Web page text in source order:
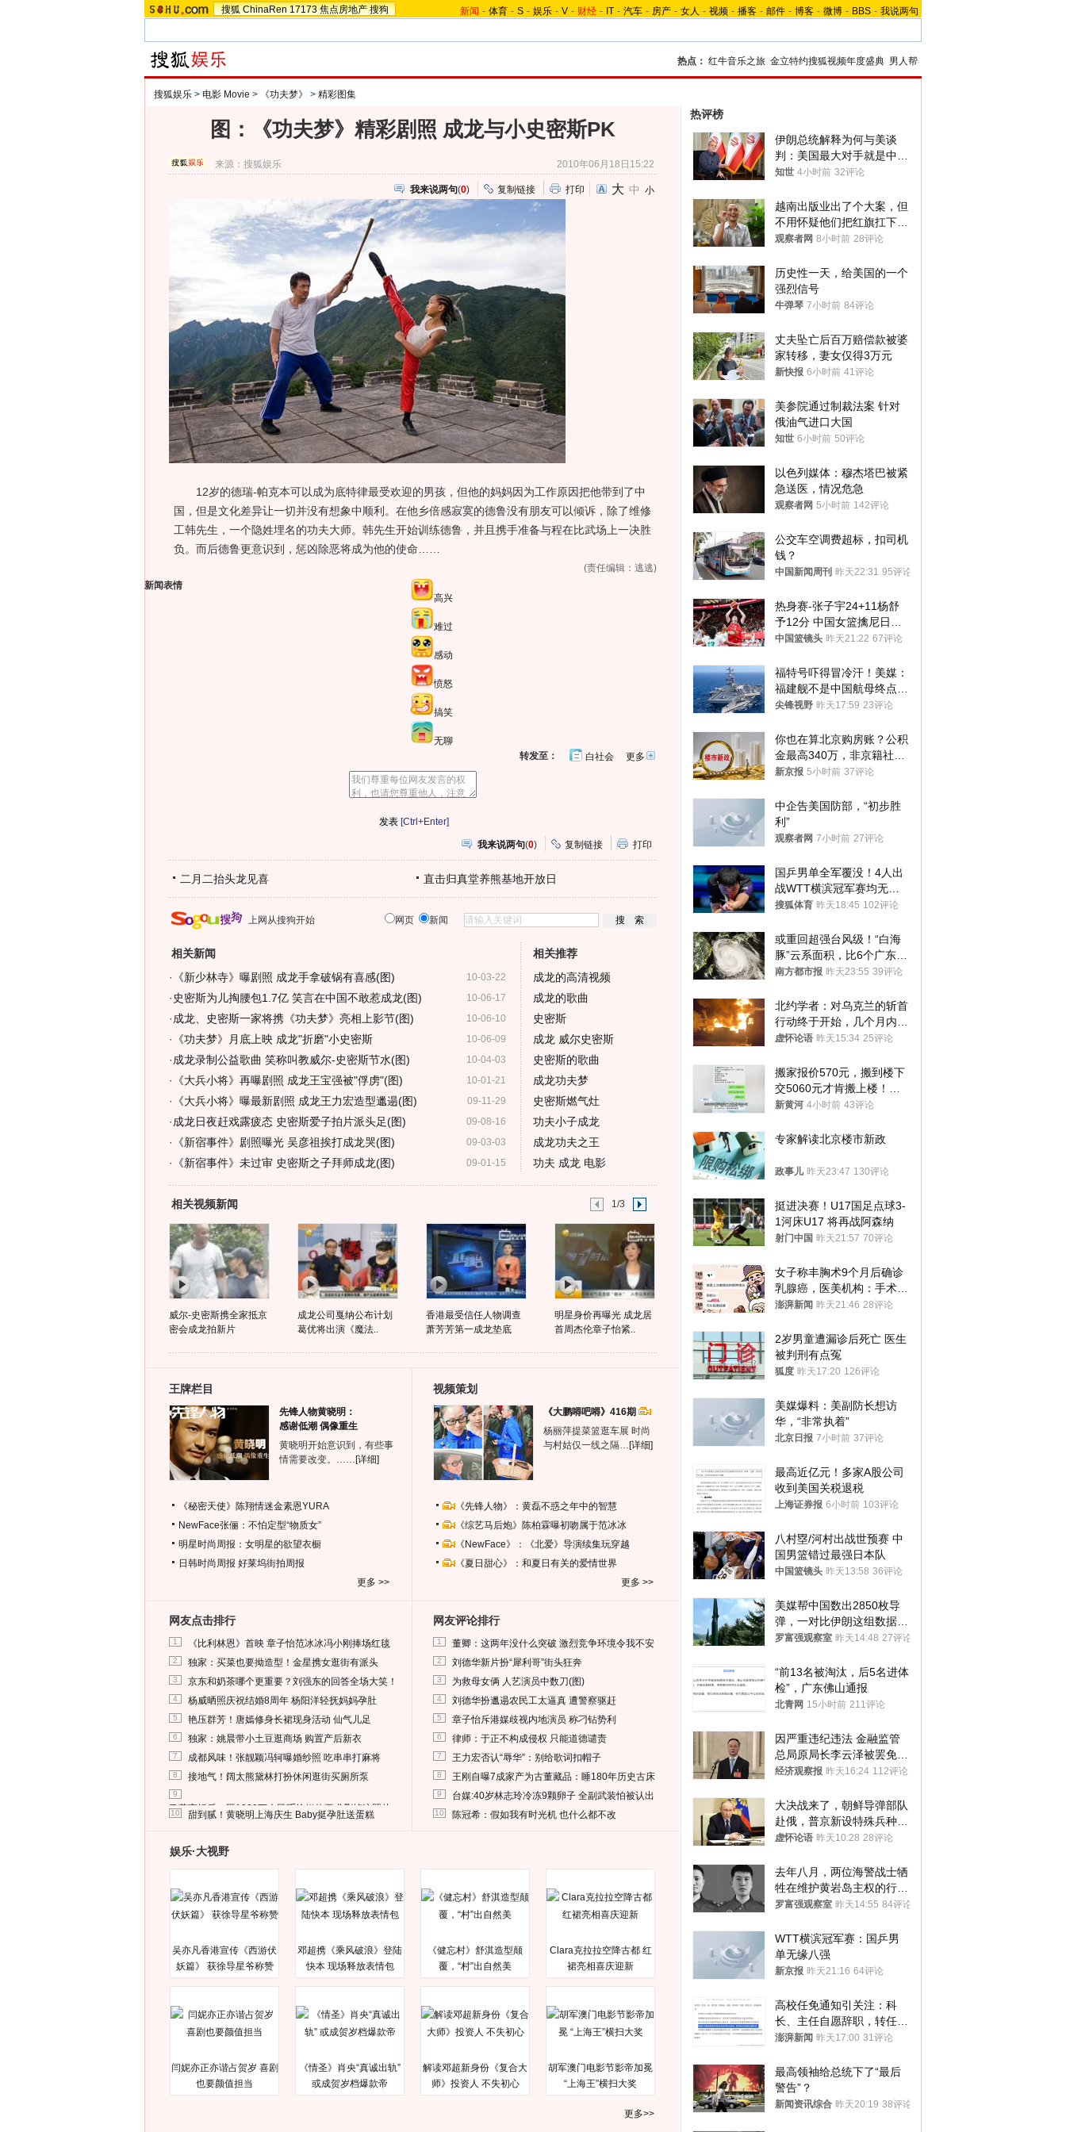
搜狐 ChinaRen 17173 焦点房地产 搜狗 新闻 - 体育 - S - 娱乐 - V - 财经 - IT - 汽车 - 房产 - 女人 - 视频 - 播客 - 邮件 - 博客 - 微博 - BBS - 我说两句
热点： 红牛音乐之旅 金立特约搜狐视频年度盛典 男人帮
搜狐娱乐 > 电影 Movie > 《功夫梦》 > 精彩图集
图：《功夫梦》精彩剧照 成龙与小史密斯PK
来源：搜狐娱乐 2010年06月18日15:22
我来说两句(0) 复制链接 打印 大 中 小
12岁的德瑞-帕克本可以成为底特律最受欢迎的男孩，但他的妈妈因为工作原因把他带到了中
国，但是文化差异让一切并没有想象中顺利。在他乡倍感寂寞的德鲁没有朋友可以倾诉，除了维修
工韩先生，一个隐姓埋名的功夫大师。韩先生开始训练德鲁，并且携手准备与程在比武场上一决胜
负。而后德鲁更意识到，惩凶除恶将成为他的使命……
(责任编辑：逃逃)
新闻表情
高兴
难过
感动
愤怒
搞笑
无聊
更多开
转发至： 白社会
[Ctrl+Enter]
我来说两句(0) 复制链接 打印
二月二抬头龙见喜 直击归真堂养熊基地开放日
上网从搜狗开始 网页 新闻
相关新闻
10-03-22
· 《新少林寺》曝剧照 成龙手拿破锅有喜感(图)
10-06-17
· 史密斯为儿掏腰包1.7亿 笑言在中国不敢惹成龙(图)
10-06-10
·成龙、史密斯一家将携《功夫梦》亮相上影节(图)
10-06-09
· 《功夫梦》月底上映 成龙"折磨"小史密斯
10-04-03
·成龙录制公益歌曲 笑称叫教威尔-史密斯节水(图)
10-01-21
· 《大兵小将》再曝剧照 成龙王宝强被"俘虏"(图)
09-11-29
· 《大兵小将》曝最新剧照 成龙王力宏造型邋遢(图)
09-08-16
·成龙日夜赶戏露疲态 史密斯爱子拍片派头足(图)
09-03-03
· 《新宿事件》剧照曝光 吴彦祖挨打成龙哭(图)
09-01-15
· 《新宿事件》未过审 史密斯之子拜师成龙(图)
相关推荐
成龙的高清视频
成龙的歌曲
史密斯
成龙 威尔史密斯
史密斯的歌曲
成龙功夫梦
史密斯燃气灶
功夫小子成龙
成龙功夫之王
功夫 成龙 电影
相关视频新闻 1/3
威尔-史密斯携全家抵京
密会成龙拍新片
成龙公司戛纳公布计划
葛优将出演《魔法..
香港最受信任人物调查
萧芳芳第一成龙垫底
明星身价再曝光 成龙居
首周杰伦章子怡紧..
王牌栏目
先锋人物黄晓明：
感谢低潮 偶像重生
黄晓明开始意识到，有些事
情需要改变。…… [详细]
《秘密天使》陈翔情迷金素恩YURA
NewFace张俪：不怕定型“物质女”
明星时尚周报：女明星的欲望衣橱
日韩时尚周报 好莱坞街拍周报
更多 >>
视频策划
《大鹏嘚吧嘚》416期
杨丽萍提菜篮逛车展 时尚
与村姑仅一线之隔… [详细]
《先锋人物》：黄磊不惑之年中的智慧
《综艺马后炮》陈柏霖曝初吻属于范冰冰
《NewFace》：《北爱》导演续集玩穿越
《夏日甜心》：和夏日有关的爱情世界
更多 >>
网友点击排行
1 《比利林恩》首映 章子怡范冰冰冯小刚捧场红毯
2 独家：买菜也要拗造型！金星携女逛街有派头
3 京东和奶茶哪个更重要？刘强东的回答全场大笑！
4 杨威晒照庆祝结婚8周年 杨阳洋轻抚妈妈孕肚
5 艳压群芳！唐嫣修身长裙现身活动 仙气儿足
6 独家：姚晨带小土豆逛商场 购置产后新衣
7 成都风味！张靓颖冯轲曝婚纱照 吃串串打麻将
8 接地气！阔太熊黛林打扮休闲逛街买厕所泵
9
马蓉离婚后，砸1000万人民币给媒体要求删掉这照片
10 甜到腻！黄晓明上海庆生 Baby挺孕肚送蛋糕
网友评论排行
1 董卿：这两年没什么突破 激烈竞争环境令我不安
2 刘德华新片扮“犀利哥”街头狂奔
3 为救母女俩 人艺演员中数刀(图)
4 刘德华扮邋遢农民工太逼真 遭警察驱赶
5 章子怡斥港媒歧视内地演员 称刁钻势利
6 律师：于正不构成侵权 只能道德谴责
7 王力宏否认“辱华”：别给歌词扣帽子
8 王刚自曝7成家产为古董藏品：睡180年历史古床
9 台媒:40岁林志玲冷冻9颗卵子 全副武装怕被认出
10 陈冠希：假如我有时光机 也什么都不改
娱乐·大视野
吴亦凡香港宣传《西游伏
妖篇》 获徐导星爷称赞
邓超携《乘风破浪》登陆
快本 现场释放表情包
《健忘村》舒淇造型颠
覆，“村”出自然美
Clara克拉拉空降古都 红
裙亮相喜庆迎新
闫妮亦正亦谐占贺岁 喜剧
也要颜值担当
《情圣》肖央“真诚出轨”
或成贺岁档爆款帝
解读邓超新身份《复合大
师》投资人 不失初心
胡军澳门电影节影帝加冕
“上海王”横扫大奖
更多>>
热评榜
伊朗总统解释为何与美谈
判：美国最大对手就是中
国，但他们也在对话
知世 4小时前 32评论
越南出版业出了个大案，但
不用怀疑他们把红旗扛下去
的决心
观察者网 8小时前 28评论
历史性一天，给美国的一个
强烈信号
牛弹琴 7小时前 84评论
丈夫坠亡后百万赔偿款被婆
家转移，妻女仅得3万元
新快报 6小时前 41评论
美参院通过制裁法案 针对
俄油气进口大国
知世 6小时前 50评论
以色列媒体：穆杰塔巴被紧
急送医，情况危急
观察者网 5小时前 142评论
公交车空调费超标，扣司机
钱？
中国新闻周刊 昨天22:31 95评论
热身赛-张子宇24+11杨舒
予12分 中国女篮擒尼日利
亚
中国篮镜头 昨天21:22 67评论
福特号吓得冒冷汗！美媒：
福建舰不是中国航母终点，
而是新起点！
尖锋视野 昨天17:59 23评论
你也在算北京购房账？公积
金最高340万，非京籍社保
1年
新京报 5小时前 37评论
中企告美国防部，“初步胜
利”
观察者网 7小时前 27评论
国乒男单全军覆没！4人出
战WTT横滨冠军赛均无缘
八强
搜狐体育 昨天18:45 102评论
或重回超强台风级！“白海
豚”云系面积，比6个广东还
大！深圳官方：注意这件事
南方都市报 昨天23:55 39评论
北约学者：对乌克兰的斩首
行动终于开始，几个月内乌
将投降
虚怀论语 昨天15:34 25评论
搬家报价570元，搬到楼下
交5060元才肯搬上楼！女
子傻眼了……
新黄河 4小时前 43评论
专家解读北京楼市新政
政事儿 昨天23:47 130评论
挺进决赛！U17国足点球3-
1河床U17 将再战阿森纳
射门中国 昨天21:57 70评论
女子称丰胸术9个月后确诊
乳腺癌，医美机构：手术不
可能引发癌症，建议走司法
澎湃新闻 昨天21:46 28评论
2岁男童遭漏诊后死亡 医生
被判刑有点冤
狐度 昨天17:20 126评论
美媒爆料：美副防长想访
华，“非常执着”
北京日报 7小时前 37评论
最高近亿元！多家A股公司
收到美国关税退税
上海证券报 6小时前 103评论
八村塁/河村出战世预赛 中
国男篮错过最强日本队
中国篮镜头 昨天13:58 36评论
美媒帮中国数出2850枚导
弹，一对比伊朗这组数据，
发现出大事了
罗富强观察室 昨天14:48 27评论
“前13名被淘汰，后5名进体
检”，广东佛山通报
北青网 15小时前 211评论
因严重违纪违法 金融监管
总局原局长李云泽被罢免全
国人大代表
经济观察报 昨天16:24 112评论
大决战来了，朝鲜导弹部队
赴俄，普京新设特殊兵种，
76岁老将扛旗
虚怀论语 昨天10:28 28评论
去年八月，两位海警战士牺
牲在维护黄岩岛主权的行动
中
罗富强观察室 昨天14:55 84评论
WTT横滨冠军赛：国乒男
单无缘八强
新京报 昨天21:16 64评论
高校任免通知引关注：科
长、主任自愿辞职，转任思
政辅导员
澎湃新闻 昨天17:00 31评论
最高领袖给总统下了“最后
警告”？
新闻资讯综合 昨天20:19 38评论